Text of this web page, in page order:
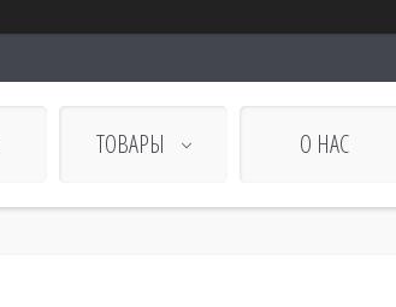
ТОВАРЫ О НАС